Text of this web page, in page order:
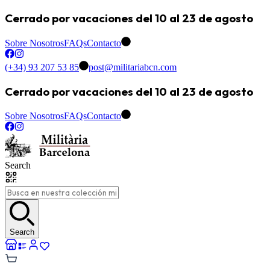
Cerrado por vacaciones del 10 al 23 de agosto
Sobre NosotrosFAQsContacto
(+34) 93 207 53 85 post@militariabcn.com
Cerrado por vacaciones del 10 al 23 de agosto
Sobre NosotrosFAQsContacto
Search
Search